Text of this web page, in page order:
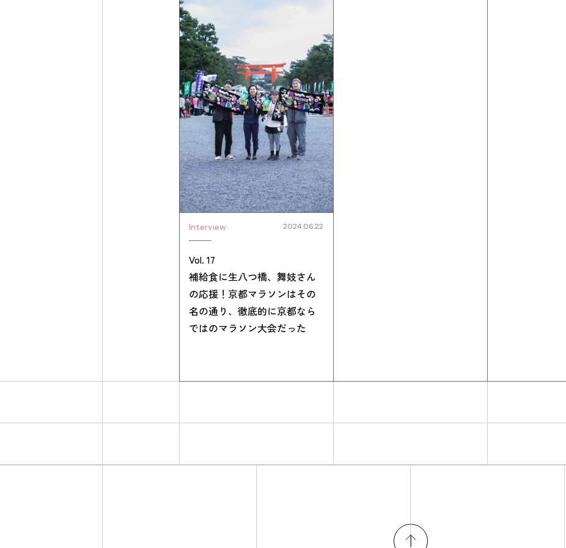
Interview 2024.06.22
Vol. 17
補給食に生八つ橋、舞妓さん
の応援！京都マラソンはその
名の通り、徹底的に京都なら
ではのマラソン大会だった